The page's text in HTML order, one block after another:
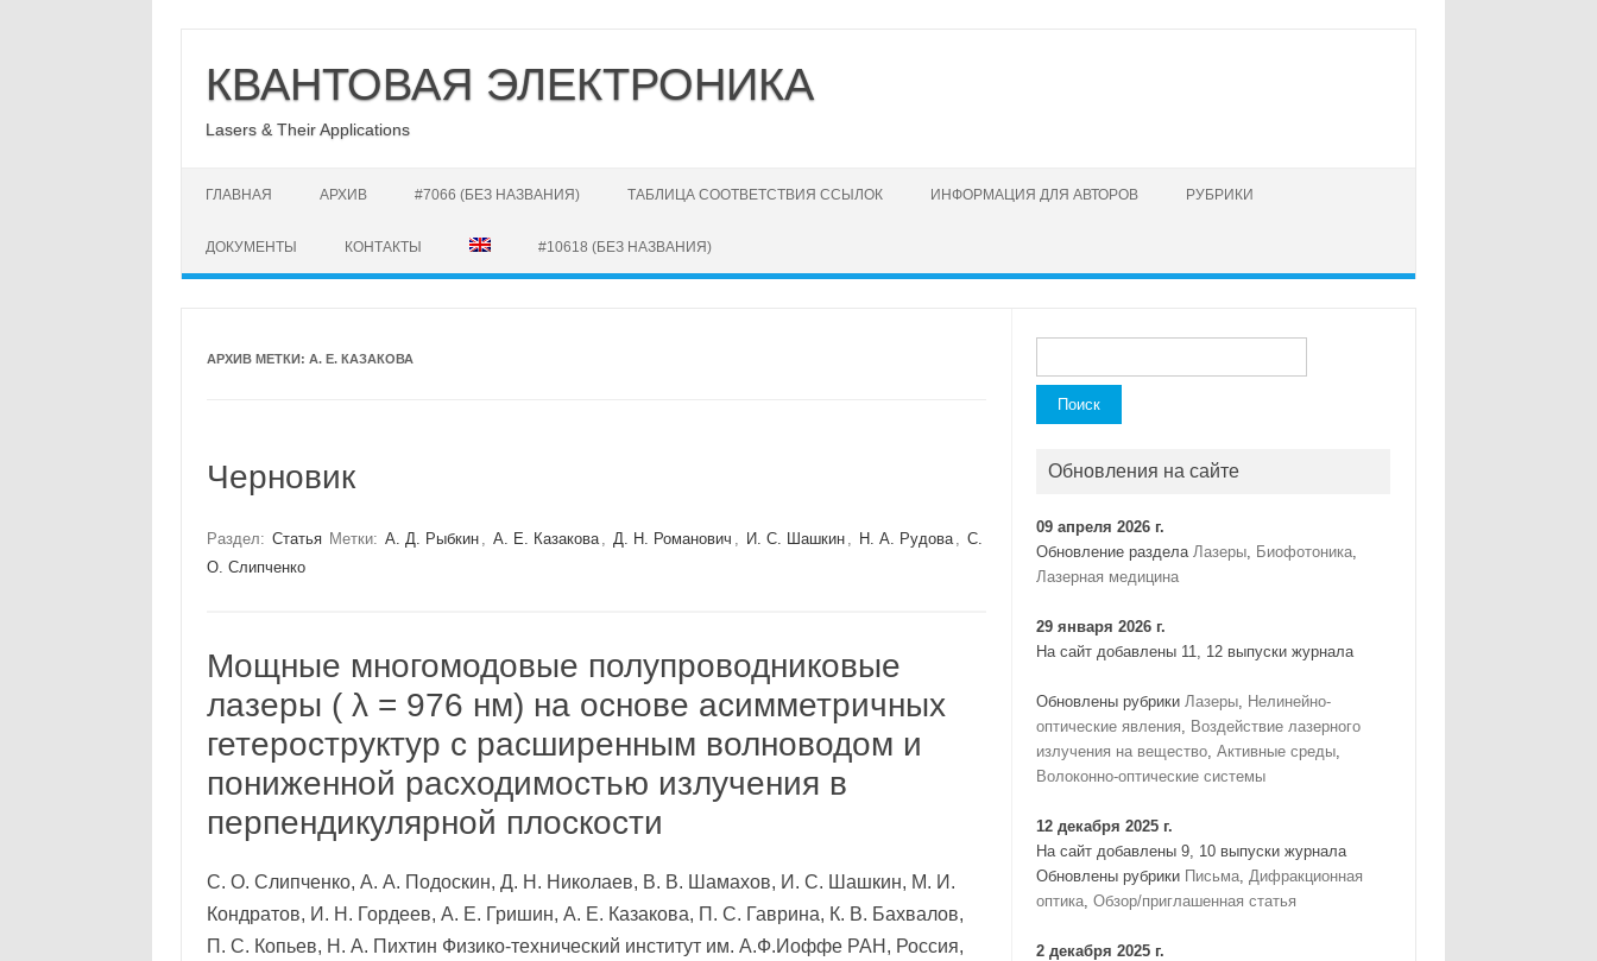
содержимому
КВАНТОВАЯ ЭЛЕКТРОНИКА
Lasers & Their Applications
ГЛАВНАЯ АРХИВ #7066 (БЕЗ НАЗВАНИЯ) ТАБЛИЦА СООТВЕТСТВИЯ ССЫЛОК ИНФОРМАЦИЯ ДЛЯ АВТОРОВ РУБРИКИ
ДОКУМЕНТЫ КОНТАКТЫ #10618 (БЕЗ НАЗВАНИЯ)
АРХИВ МЕТКИ: А. Е. КАЗАКОВА
Черновик
Раздел: Статья Метки: А. Д. Рыбкин , А. Е. Казакова , Д. Н. Романович , И. С. Шашкин , Н. А. Рудова , С.
О. Слипченко
Мощные многомодовые полупроводниковые
лазеры ( λ = 976 нм) на основе асимметричных
гетероструктур с расширенным волноводом и
пониженной расходимостью излучения в
перпендикулярной плоскости
С. О. Слипченко, А. А. Подоскин, Д. Н. Николаев, В. В. Шамахов, И. С. Шашкин, М. И.
Кондратов, И. Н. Гордеев, А. Е. Гришин, А. Е. Казакова, П. С. Гаврина, К. В. Бахвалов,
П. С. Копьев, Н. А. Пихтин Физико-технический институт им. А.Ф.Иоффе РАН, Россия,
Обновления на сайте
09 апреля 2026 г.
Обновление разделаЛазеры, Биофотоника,
Лазерная медицина
29 января 2026 г.
На сайт добавлены 11, 12 выпуски журнала
Обновлены рубрикиЛазеры, Нелинейно-
оптические явления, Воздействие лазерного
излучения на вещество,Активные среды,
Волоконно-оптические системы
12 декабря 2025 г.
На сайт добавлены 9, 10 выпуски журнала
Обновлены рубрики Письма,Дифракционная
оптика,Обзор/приглашенная статья
2 декабря 2025 г.